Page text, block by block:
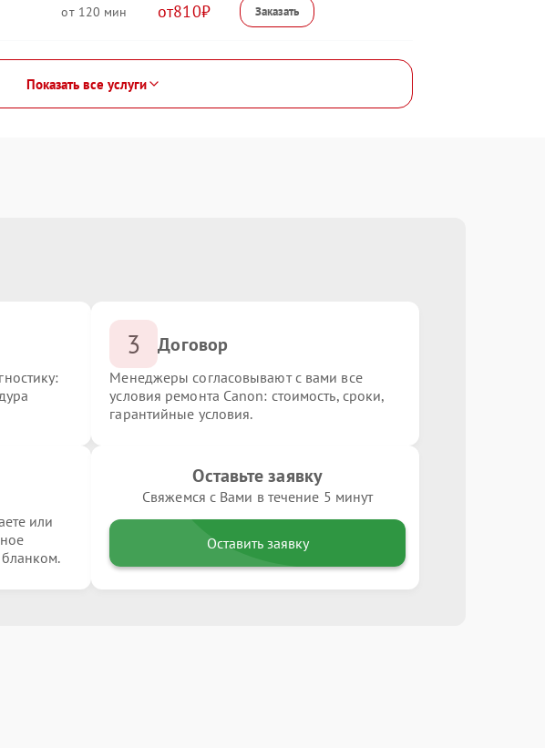
120 810
Показать все услуги
3 Договор
Менеджеры согласовывают с вами все
условия ремонта Canon: стоимость, сроки,
гарантийные условия.
или
Оставьте заявку
Свяжемся с Вами в течение 5 минут
Оставить заявку